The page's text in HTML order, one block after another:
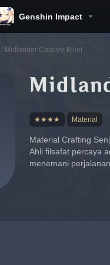
Genshin Impact
/ Midlander Catalyst Billet
★★★★ Material
Material Crafting
Ahli filsafat percaya
menemani